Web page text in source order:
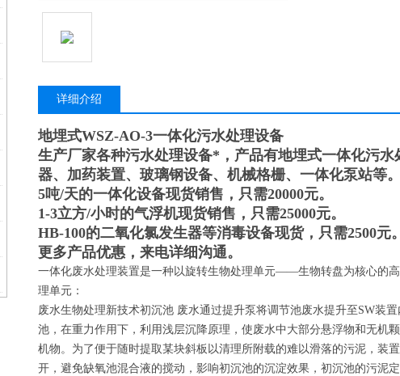
详细介绍
地埋式WSZ-AO-3一体化污水处理设备
生产厂家各种污水处理设备*，产品有地埋式一体化污
器、加药装置、玻璃钢设备、机械格栅、一体化泵站等。
5吨/天的一体化设备现货销售，只需20000元。
1-3立方/小时的气浮机现货销售，只需25000元。
HB-100的二氧化氯发生器等消毒设备现货，只需2500元。
更多产品优惠，来电详细沟通。
一体化废水处理装置是一种以旋转生物处理单元——生物转盘为核心的
理单元：
废水生物处理新技术初沉池 废水通过提升泵将调节池废水提升至SW装
池，在重力作用下，利用浅层沉降原理，使废水中大部分悬浮物和无机
机物。为了便于随时提取某块斜板以清理所附载的难以滑落的污泥，装
开，避免缺氧池混合液的搅动，影响初沉池的沉淀效果，初沉池的污泥定